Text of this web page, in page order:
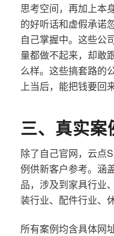
思考空间，再加上本
的好听话和虚假承诺
自己掌握中。这些公
量都做不起来，却敢
么样。这些搞套路的
上当后，能把钱要回来
三、真实案
除了自己官网，云点
例供新客户参考。涵
品，涉及到家具行业
装行业、配件行业、
所有案例均含具体网